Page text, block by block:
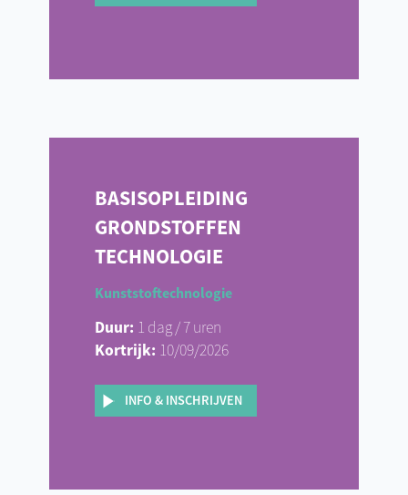
BASISOPLEIDING
GRONDSTOFFEN
TECHNOLOGIE
Kunststoftechnologie
Duur: 1 dag / 7 uren
Kortrijk: 10/09/2026
INFO & INSCHRIJVEN